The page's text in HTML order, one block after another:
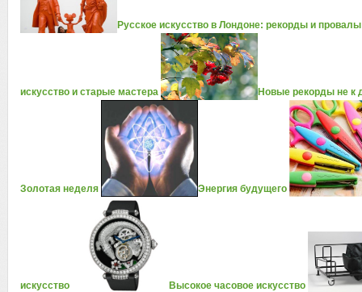
Русское искусство в Лондоне: рекорды и провалы
искусство и старые мастера Новые рекорды не к
Золотая неделя Энергия будущего
искусство
Высокое часовое искусство